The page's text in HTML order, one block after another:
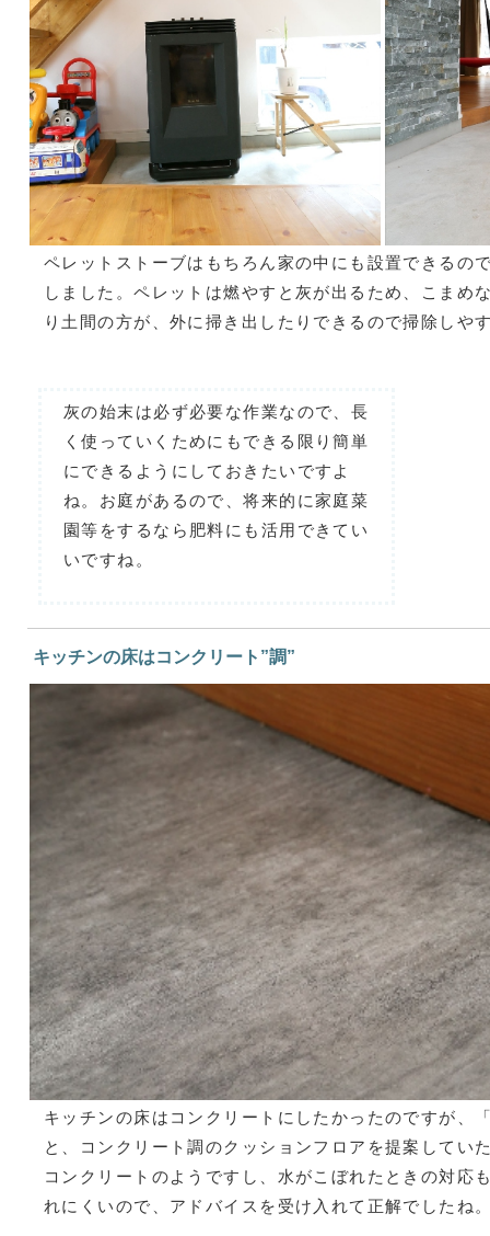
ペレットストーブはもちろん家の中にも設置できるの
しました。ペレットは燃やすと灰が出るため、こまめ
り土間の方が、外に掃き出したりできるので掃除しや
灰の始末は必ず必要な作業なので、長
く使っていくためにもできる限り簡単
にできるようにしておきたいですよ
ね。お庭があるので、将来的に家庭菜
園等をするなら肥料にも活用できてい
いですね。
キッチンの床はコンクリート”調”
キッチンの床はコンクリートにしたかったのですが、
と、コンクリート調のクッションフロアを提案してい
コンクリートのようですし、水がこぼれたときの対応
れにくいので、アドバイスを受け入れて正解でしたね